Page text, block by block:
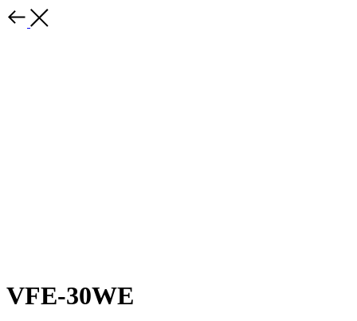
VFE-30WE